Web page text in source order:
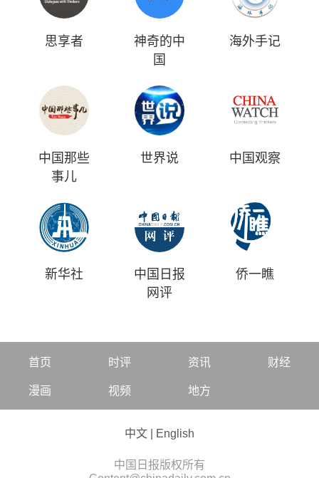
思享者
神奇的中
国
海外手记
中国那些
事儿
世界说 中国观察
新华社
中国日报
网评
侨一瞧
首页 时评 资讯 财经
漫画 视频 地方
中文 English
中国日报版权所有